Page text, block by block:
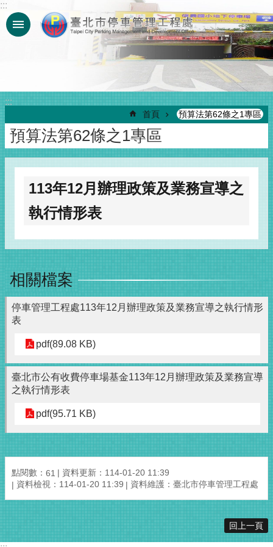
跳到主要內容區塊
:::
:::
首頁 預算法第62條之1專區
預算法第62條之1專區
113年12月辦理政策及業務宣導之
執行情形表
相關檔案
停車管理工程處113年12月辦理政策及業務宣導之執行情形
表
pdf(89.08 KB)
臺北市公有收費停車場基金113年12月辦理政策及業務宣導
之執行情形表
pdf(95.71 KB)
點閱數： 61
資料更新：114-01-20 11:39
資料檢視：114-01-20 11:39
資料維護：臺北市停車管理工程處
回上一頁